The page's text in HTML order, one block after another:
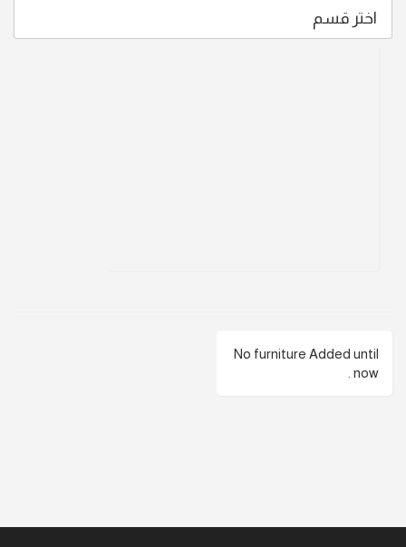
اختر قسم
No furniture Added until
now .